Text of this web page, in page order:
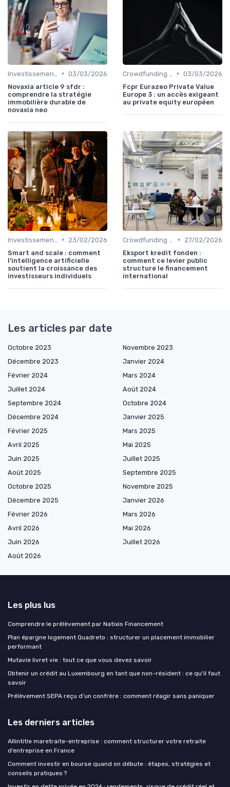
• 03/03/2026
Novaxia article 9 sfdr :
comprendre la stratégie
immobilière durable de
novaxia neo
• 03/03/2026
Fcpr Eurazeo Private Value
Europe 3 : un accès exigeant
au private equity européen
•
23/02/2026
Smart and scale : comment
l’intelligence artificielle
soutient la croissance des
investisseurs individuels
•
27/02/2026
Eksport kredit fonden :
comment ce levier public
structure le financement
international
Les articles par date
Octobre 2023
Novembre 2023
Décembre 2023
Janvier 2024
Février 2024
Mars 2024
Juillet 2024
Août 2024
Septembre 2024
Octobre 2024
Décembre 2024
Janvier 2025
Février 2025
Mars 2025
Avril 2025
Mai 2025
Juin 2025
Juillet 2025
Août 2025
Septembre 2025
Octobre 2025
Novembre 2025
Décembre 2025
Janvier 2026
Février 2026
Mars 2026
Avril 2026
Mai 2026
Juin 2026
Juillet 2026
Août 2026
Les plus lus
Comprendre le prélèvement par Natixis Financement
Plan épargne logement Quadreto : structurer un placement immobilier
performant
Mutavie livret vie : tout ce que vous devez savoir
Obtenir un crédit au Luxembourg en tant que non-résident : ce qu'il faut
savoir
Prélèvement SEPA reçu d’un confrère : comment réagir sans paniquer
Les derniers articles
Allintitle maretraite-entreprise : comment structurer votre retraite
d’entreprise en France
Comment investir en bourse quand on débute : étapes, stratégies et
conseils pratiques ?